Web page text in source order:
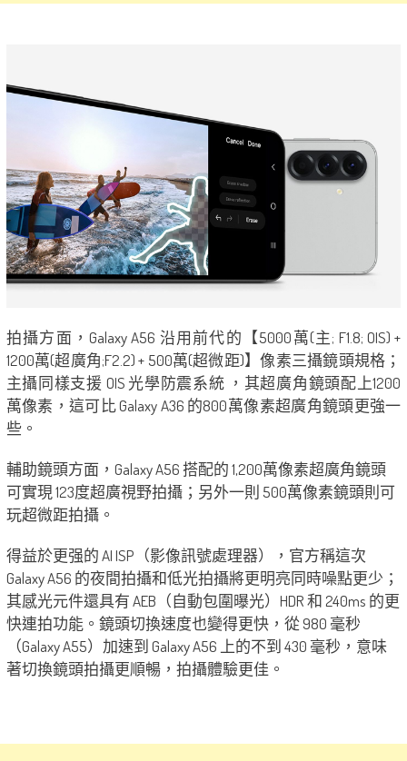
拍攝方面，Galaxy A56 沿用前代的【5000萬(主; F1.8; OIS) +
1200萬(超廣角;F2.2) + 500萬(超微距)】像素三攝鏡頭規格；
主攝同樣支援 OIS 光學防震系統 ，其超廣角鏡頭配上1200
萬像素，這可比 Galaxy A36 的800萬像素超廣角鏡頭更強一
些。
輔助鏡頭方面，Galaxy A56 搭配的 1,200萬像素超廣角鏡頭
可實現 123度超廣視野拍攝；另外一則 500萬像素鏡頭則可
玩超微距拍攝。
得益於更强的 AI ISP（影像訊號處理器），官方稱這次
Galaxy A56 的夜間拍攝和低光拍攝將更明亮同時噪點更少；
其感光元件還具有 AEB（自動包圍曝光）HDR 和 240ms 的更
快連拍功能。鏡頭切換速度也變得更快，從 980 毫秒
（Galaxy A55）加速到 Galaxy A56 上的不到 430 毫秒，意味
著切換鏡頭拍攝更順暢，拍攝體驗更佳。